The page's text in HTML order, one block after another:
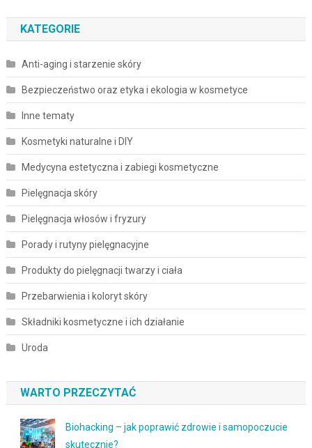
KATEGORIE
Anti-aging i starzenie skóry
Bezpieczeństwo oraz etyka i ekologia w kosmetyce
Inne tematy
Kosmetyki naturalne i DIY
Medycyna estetyczna i zabiegi kosmetyczne
Pielęgnacja skóry
Pielęgnacja włosów i fryzury
Porady i rutyny pielęgnacyjne
Produkty do pielęgnacji twarzy i ciała
Przebarwienia i koloryt skóry
Składniki kosmetyczne i ich działanie
Uroda
WARTO PRZECZYTAĆ
Biohacking – jak poprawić zdrowie i samopoczucie
skutecznie?